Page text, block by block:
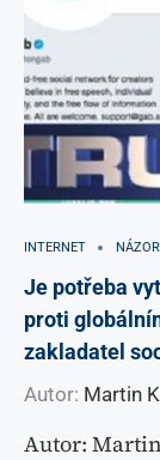
INTERNET
Je potřeba
proti
zakladatel
Autor: Martin
Autor: